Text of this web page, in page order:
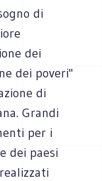
di
dei
dei poveri"
di
Grandi
per i
dei paesi